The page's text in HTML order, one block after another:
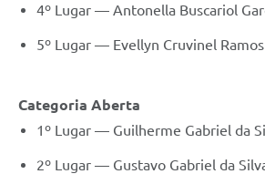
4º Lugar — Antonella Buscariol
5º Lugar — Evellyn Cruvinel
Categoria Aberta
1º Lugar — Guilherme Gabriel da
2º Lugar — Gustavo Gabriel da